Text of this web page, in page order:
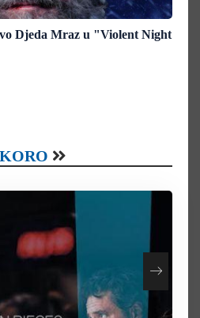
Djeda Mraz u "Violent Night